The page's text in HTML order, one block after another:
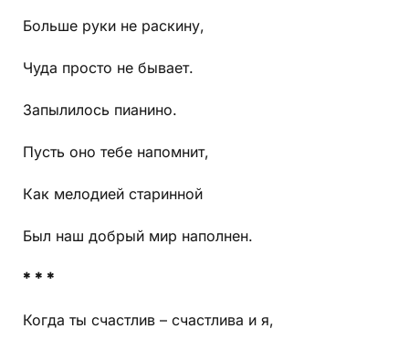
Больше руки не раскину,
Чуда просто не бывает.
Запылилось пианино.
Пусть оно тебе напомнит,
Как мелодией старинной
Был наш добрый мир наполнен.
* * *
Когда ты счастлив – счастлива и я,